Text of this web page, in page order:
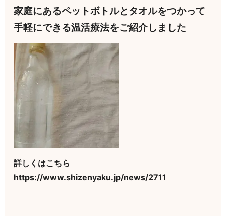
家庭にあるペットボトルとタオルをつかって
手軽にできる温活療法をご紹介しました
詳しくはこちら
https://www.shizenyaku.jp/news/2711